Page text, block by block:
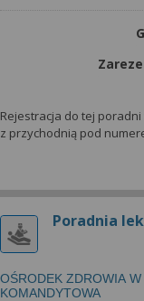
Rejestracja do tej
z przychodnią pod
Poradnia
OŚRODEK ZDROWIA
KOMANDYTOWA